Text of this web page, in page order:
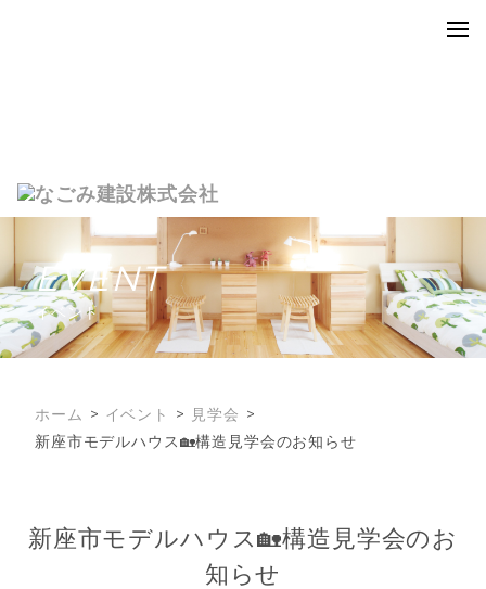
EVENT
イベント
ホーム イベント
見学会
新座市モデルハウス🏡構造見学会のお知らせ
新座市モデルハウス🏡構造見学会のお
知らせ